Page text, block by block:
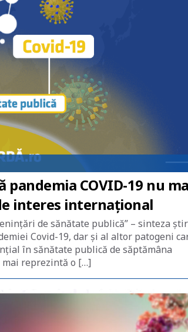
pandemia COVID-19 nu
interes internațional
de sănătate publică” – sinteza
Covid-19, dar și al altor patogeni
în sănătate publică de săptămâna
mai reprezintă o […]